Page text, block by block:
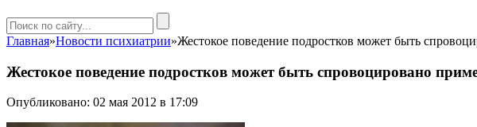
Главная»Новости психиатрии»Жестокое поведение подростков может быть
Жестокое поведение подростков может быть спровоцировано
Опубликовано: 02 мая 2012 в 17:09